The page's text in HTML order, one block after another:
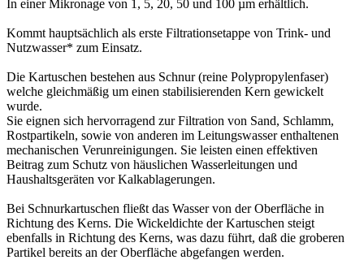
In einer Mikronage von 1, 5, 20, 50 und 100 µm erhältlich.
Kommt hauptsächlich als erste Filtrationsetappe von Trink- und
Nutzwasser* zum Einsatz.
Die Kartuschen bestehen aus Schnur (reine Polypropylenfaser)
welche gleichmäßig um einen stabilisierenden Kern gewickelt
wurde.
Sie eignen sich hervorragend zur Filtration von Sand, Schlamm,
Rostpartikeln, sowie von anderen im Leitungswasser enthaltenen
mechanischen Verunreinigungen. Sie leisten einen effektiven
Beitrag zum Schutz von häuslichen Wasserleitungen und
Haushaltsgeräten vor Kalkablagerungen.
Bei Schnurkartuschen fließt das Wasser von der Oberfläche in
Richtung des Kerns. Die Wickeldichte der Kartuschen steigt
ebenfalls in Richtung des Kerns, was dazu führt, daß die groberen
Partikel bereits an der Oberfläche abgefangen werden.